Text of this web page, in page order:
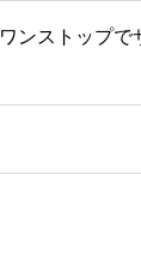
ンストップで